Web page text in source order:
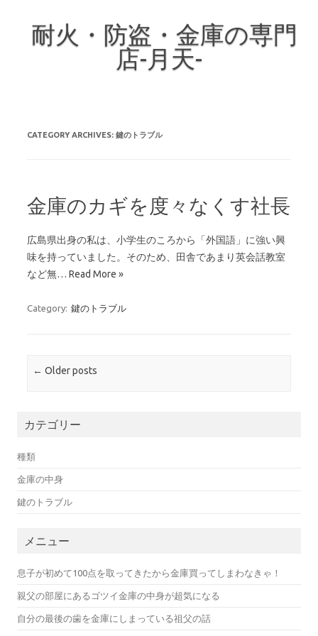
耐火・防盗・金庫の専門
店-月天-
CATEGORY ARCHIVES: 鍵のトラブル
金庫のカギを度々なくす社長
広島県出身の私は、小学生のころから「外国語」に強い興
味を持っていました。そのため、田舎であまり英会話教室
など無… Read More »
Category: 鍵のトラブル
Post navigation
← Older posts
カテゴリー
種類
金庫の中身
鍵のトラブル
メニュー
息子が初めて100点を取ってきたから金庫買ってしまわなきゃ！
親父の部屋にあるゴツイ金庫の中身が超気になる
自分の最後の歯を金庫にしまっている祖父の話